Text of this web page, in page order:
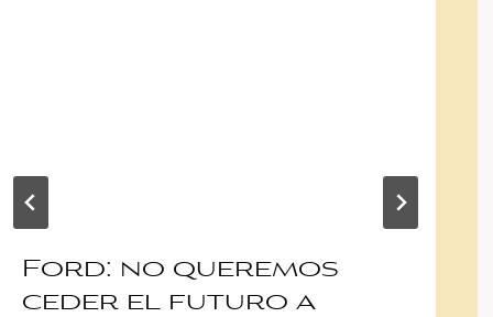
Ford: no queremos
ceder el futuro a